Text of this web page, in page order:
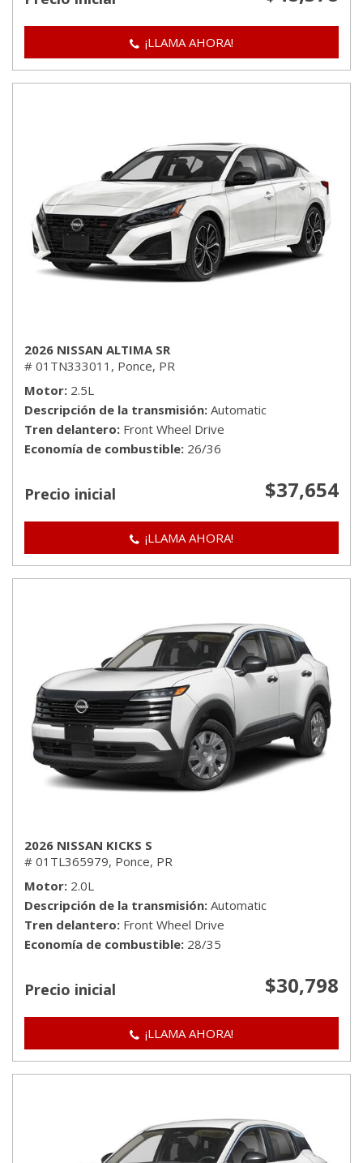
¡LLAMA AHORA!
2026 NISSAN ALTIMA SR
# 01TN333011, Ponce, PR
Motor 2.5L
Descripción de la transmisión Automatic
Tren delantero Front Wheel Drive
Economía de combustible 26/36
Precio inicial $37,654
¡LLAMA AHORA!
2026 NISSAN KICKS S
# 01TL365979, Ponce, PR
Motor 2.0L
Descripción de la transmisión Automatic
Tren delantero Front Wheel Drive
Economía de combustible 28/35
Precio inicial $30,798
¡LLAMA AHORA!